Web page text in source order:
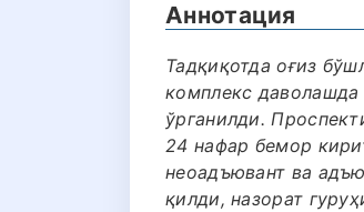
Аннотация
Тадқиқотда оғиз
комплекс
ўрганилди.
24 нафар бемор
неоадъювант ва
қилди, назорат